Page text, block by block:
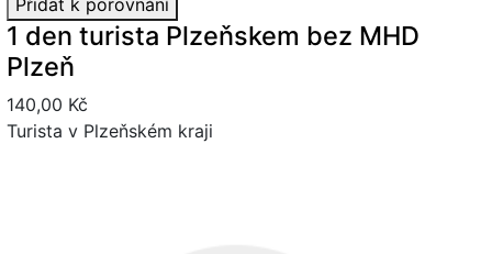
Přidat k porovnání
1 den turista Plzeňskem bez MHD
Plzeň
140,00 Kč
Turista v Plzeňském kraji